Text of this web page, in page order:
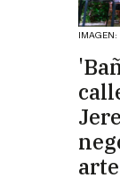
IMAGEN: